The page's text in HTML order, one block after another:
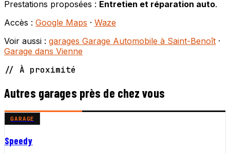
Prestations proposées : Entretien et réparation auto.
Accès : Google Maps · Waze
Voir aussi : garages Garage Automobile à Saint-Benoît ·
Garage dans Vienne
// À proximité
Autres garages près de chez vous
GARAGE
Speedy